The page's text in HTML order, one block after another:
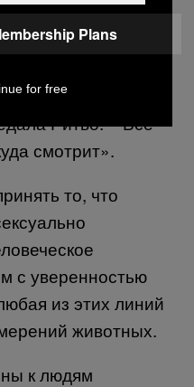
группа
что,
а не самцов,
более важная
Ритво. – Всё
смотрит».
то, что
с уверенностью
из этих линий
животных.
к людям
Plans
for free